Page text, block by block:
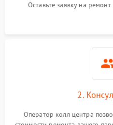
Оставьте заявку на
2.
Оператор колл центра